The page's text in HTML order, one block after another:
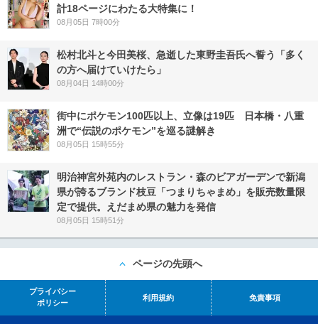
計18ページにわたる大特集に！
08月05日 7時00分
松村北斗と今田美桜、急逝した東野圭吾氏へ誓う「多く
の方へ届けていけたら」
08月04日 14時00分
街中にポケモン100匹以上、立像は19匹 日本橋・八重
洲で“伝説のポケモン”を巡る謎解き
08月05日 15時55分
明治神宮外苑内のレストラン・森のビアガーデンで新潟
県が誇るブランド枝豆「つまりちゃまめ」を販売数量限
定で提供。えだまめ県の魅力を発信
08月05日 15時51分
ページの先頭へ
プライバシー
ポリシー
利用規約 免責事項